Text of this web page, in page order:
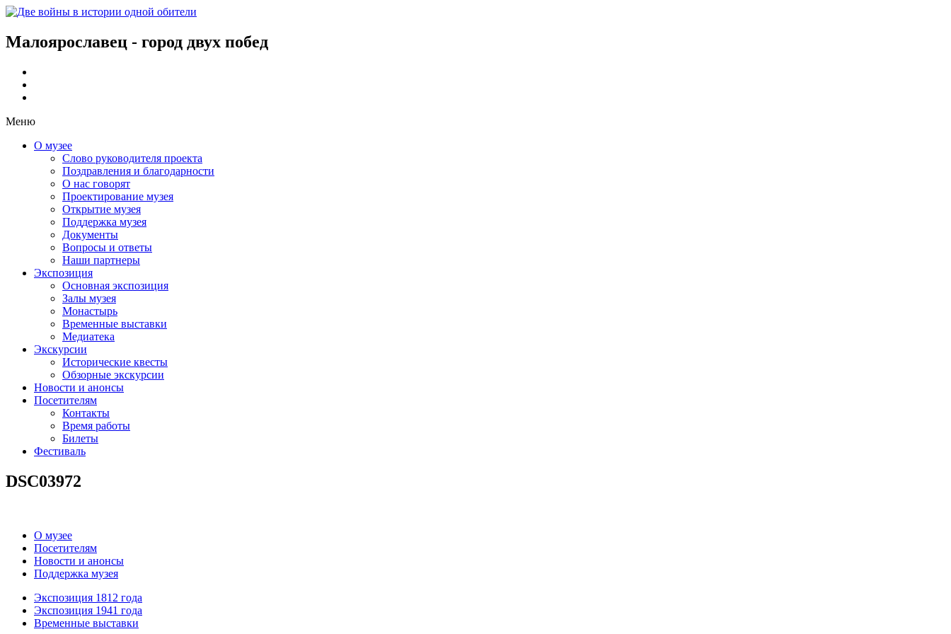
Малоярославец - город двух побед
Меню
О музее
Слово руководителя проекта
Поздравления и благодарности
О нас говорят
Проектирование музея
Открытие музея
Поддержка музея
Документы
Вопросы и ответы
Наши партнеры
Экспозиция
Основная экспозиция
Залы музея
Монастырь
Временные выставки
Медиатека
Экскурсии
Исторические квесты
Обзорные экскурсии
Новости и анонсы
Посетителям
Контакты
Время работы
Билеты
Фестиваль
DSC03972
О музее
Посетителям
Новости и анонсы
Поддержка музея
Экспозиция 1812 года
Экспозиция 1941 года
Временные выставки